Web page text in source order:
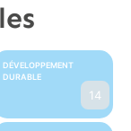
DÉVELOPPEMENT
DURABLE
14